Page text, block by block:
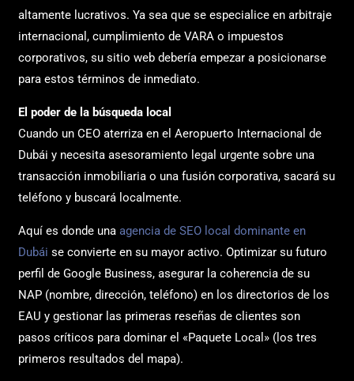
altamente lucrativos. Ya sea que se especialice en arbitraje
internacional, cumplimiento de VARA o impuestos
corporativos, su sitio web debería empezar a posicionarse
para estos términos de inmediato.
El poder de la búsqueda local
Cuando un CEO aterriza en el Aeropuerto Internacional de
Dubái y necesita asesoramiento legal urgente sobre una
transacción inmobiliaria o una fusión corporativa, sacará su
teléfono y buscará localmente.
Aquí es donde unaagencia de SEO local dominante en
Dubái se convierte en su mayor activo. Optimizar su futuro
perfil de Google Business, asegurar la coherencia de su
NAP (nombre, dirección, teléfono) en los directorios de los
EAU y gestionar las primeras reseñas de clientes son
pasos críticos para dominar el «Paquete Local» (los tres
primeros resultados del mapa).